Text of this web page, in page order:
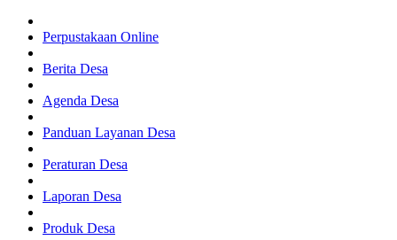
Perpustakaan Online
Berita Desa
Agenda Desa
Panduan Layanan Desa
Peraturan Desa
Laporan Desa
Produk Desa